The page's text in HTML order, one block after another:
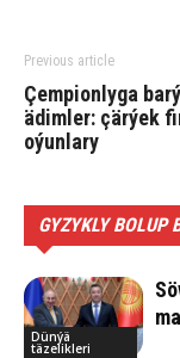
Previous article
Çempionlyga
ädimler: çärýek
oýunlary
GYZYKLY BOLUP
Dünýä
täzelikleri